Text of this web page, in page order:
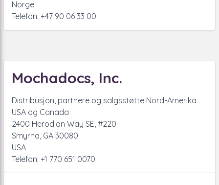
Norge
Telefon: +47 90 06 33 00
Mochadocs, Inc.
Distribusjon, partnere og salgsstøtte Nord-Amerika
USA og Canada
2400 Herodian Way SE, #220
Smyrna, GA 30080
USA
Telefon: +1 770 651 0070